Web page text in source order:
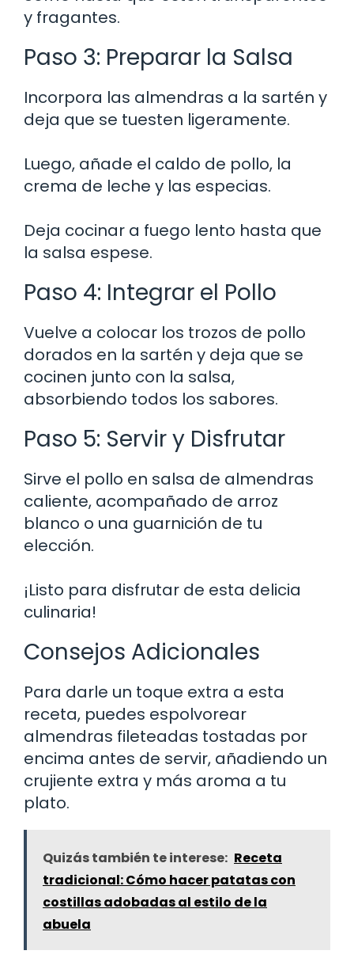
y fragantes.
Paso 3: Preparar la Salsa
Incorpora las almendras a la sartén y
deja que se tuesten ligeramente.
Luego, añade el caldo de pollo, la
crema de leche y las especias.
Deja cocinar a fuego lento hasta que
la salsa espese.
Paso 4: Integrar el Pollo
Vuelve a colocar los trozos de pollo
dorados en la sartén y deja que se
cocinen junto con la salsa,
absorbiendo todos los sabores.
Paso 5: Servir y Disfrutar
Sirve el pollo en salsa de almendras
caliente, acompañado de arroz
blanco o una guarnición de tu
elección.
¡Listo para disfrutar de esta delicia
culinaria!
Consejos Adicionales
Para darle un toque extra a esta
receta, puedes espolvorear
almendras fileteadas tostadas por
encima antes de servir, añadiendo un
crujiente extra y más aroma a tu
plato.
Quizás también te interese: Receta
tradicional: Cómo hacer patatas con
costillas adobadas al estilo de la
abuela